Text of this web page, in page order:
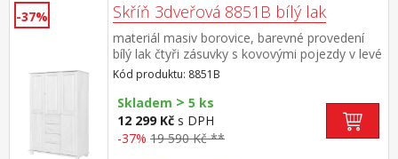
-37% Skříň 3dveřová 8851B bílý lak
materiál masiv borovice, barevné provedení
bílý lak čtyři zásuvky s kovovými pojezdy v levé
části dvě šatní tyče, ve střední části 1 police a
v pravé části 3 police doporučený nástavec
8864B
Kód produktu: 8851B
Skladem > 5 ks
12 299 Kč s DPH
-37% 19 590 Kč **